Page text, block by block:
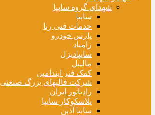
شهدای گروه سایپا
سایپا
خدمات فنی رنا
پارس خودرو
زامیاد
سایپادیزل
مالیبل
کمک فنر ایندامین
شرکت قالبهای بزرگ صنعتی
رادیاتور ایران
پلاسکوکار سایپا
سایپا آذین